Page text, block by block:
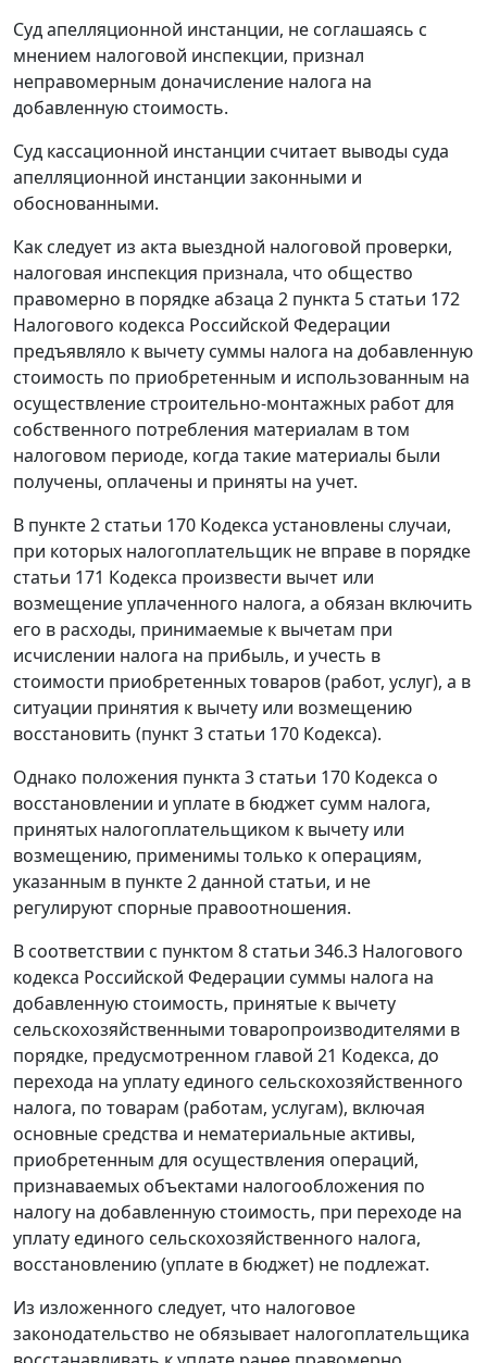
Суд апелляционной инстанции, не соглашаясь с
мнением налоговой инспекции, признал
неправомерным доначисление налога на
добавленную стоимость.
Суд кассационной инстанции считает выводы суда
апелляционной инстанции законными и
обоснованными.
Как следует из акта выездной налоговой проверки,
налоговая инспекция признала, что общество
правомерно в порядкеабзаца 2 пункта 5 статьи 172
Налогового кодекса Российской Федерации
предъявляло к вычету суммы налога на добавленную
стоимость по приобретенным и использованным на
осуществление строительно-монтажных работ для
собственного потребления материалам в том
налоговом периоде, когда такие материалы были
получены, оплачены и приняты на учет.
В пункте 2 статьи 170 Кодекса установлены случаи,
при которых налогоплательщик не вправе в порядке
статьи 171 Кодекса произвести вычет или
возмещение уплаченного налога, а обязан включить
его в расходы, принимаемые к вычетам при
исчислении налога на прибыль, и учесть в
стоимости приобретенных товаров (работ, услуг), а в
ситуации принятия к вычету или возмещению
восстановить (пункт 3 статьи 170 Кодекса).
Однако положения пункта 3 статьи 170 Кодекса о
восстановлении и уплате в бюджет сумм налога,
принятых налогоплательщиком к вычету или
возмещению, применимы только к операциям,
указанным в пункте 2 данной статьи, и не
регулируют спорные правоотношения.
В соответствии с пунктом 8 статьи 346.3 Налогового
кодекса Российской Федерации суммы налога на
добавленную стоимость, принятые к вычету
сельскохозяйственными товаропроизводителями в
порядке, предусмотренном главой 21 Кодекса, до
перехода на уплату единого сельскохозяйственного
налога, по товарам (работам, услугам), включая
основные средства и нематериальные активы,
приобретенным для осуществления операций,
признаваемых объектами налогообложения по
налогу на добавленную стоимость, при переходе на
уплату единого сельскохозяйственного налога,
восстановлению (уплате в бюджет) не подлежат.
Из изложенного следует, что налоговое
законодательство не обязывает налогоплательщика